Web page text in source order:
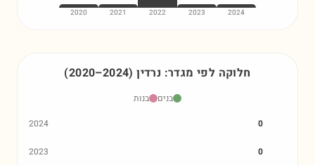
2024
2023
2022
2021
2020
חלוקה לפי מגדר: נרדין (2020–2024)
בנים
בנות
2024
0
2023 0